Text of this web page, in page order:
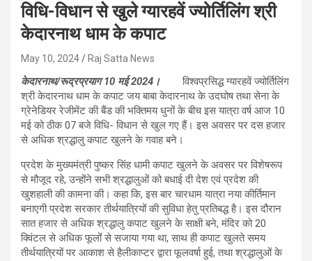
विधि-विधान से खुले ग्यारहवें ज्योर्तिलिंग श्री
केदारनाथ धाम के कपाट
May 10, 2024 Raj Satta News
केदारनाथ/रूद्रप्रयाग 10 मई 2024।
विश्वप्रसिद्ध ग्यारहवें ज्योर्तिलिंग
श्री केदारनाथ धाम के कपाट जय बाबा केदारनाथ के उदघोष तथा सेना के
ग्रेनेडियर रेजीमेंट की बैंड की भक्तिमय धुनों के बीच इस यात्रा वर्ष आज 10
मई को ठीक 07 बजे विधि- विधान से खुल गए हैं। इस अवसर पर दस हजार
से अधिक श्रद्धालु कपाट खुलने के गवाह बने।
प्रदेश के मुख्यमंत्री पुष्कर सिंह धामी कपाट खुलने के अवसर पर विशेषरूप
से मौजूद रहे, उन्होंने सभी श्रद्धालुओं को बधाई दी देश‌ एवं प्रदेश की
खुशहाली की कामना की। कहा कि, इस बार चारधाम यात्रा नया कीर्तिमान
बनाएगी प्रदेश सरकार तीर्थयात्रियों की सुविधा हेतु प्रतिबद्ध है। इस दौरान
सात हजार से अधिक श्रद्धालु कपाट खुलने के साक्षी बने, मंदिर को 20
क्विंटल से अधिक फूलोंं से सजाया गया था, साथ ही कपाट खुलते समय
तीर्थयात्रियों पर आकाश से हैलीकाप्टर द्वारा फूलवर्षा हुई, तथा श्रद्धालुओं के